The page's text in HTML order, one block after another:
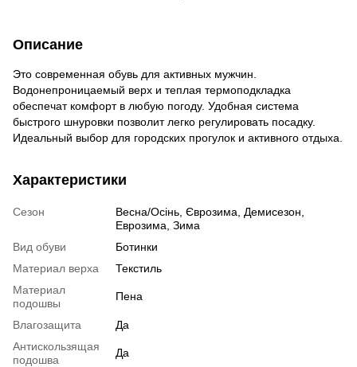
Описание
Это современная обувь для активных мужчин.
Водонепроницаемый верх и теплая термоподкладка
обеспечат комфорт в любую погоду. Удобная система
быстрого шнуровки позволит легко регулировать посадку.
Идеальный выбор для городских прогулок и активного отдыха.
Характеристики
Сезон
Весна/Осінь, Єврозима, Демисезон,
Еврозима, Зима
Вид обуви
Ботинки
Материал верха
Текстиль
Материал
подошвы
Пена
Влагозащита
Да
Антискользящая
подошва
Да